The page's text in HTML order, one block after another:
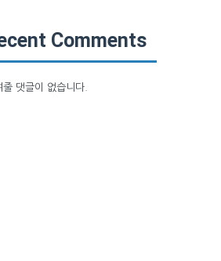
Comments
줄 댓글이 없습니다.